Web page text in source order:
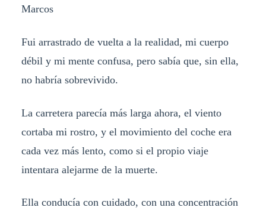
Marcos
Fui arrastrado de vuelta a la realidad, mi cuerpo
débil y mi mente confusa, pero sabía que, sin ella,
no habría sobrevivido.
La carretera parecía más larga ahora, el viento
cortaba mi rostro, y el movimiento del coche era
cada vez más lento, como si el propio viaje
intentara alejarme de la muerte.
Ella conducía con cuidado, con una concentración